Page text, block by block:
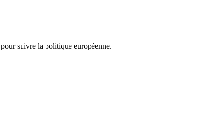
suivre la politique européenne.